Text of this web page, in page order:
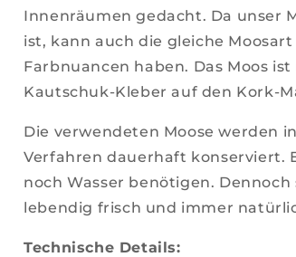
Innenräumen gedacht. Da unser
ist, kann auch die gleiche
Farbnuancen haben. Das Moos
Kautschuk-Kleber auf den Kork-
Die verwendeten Moose werden
Verfahren dauerhaft konserviert.
noch Wasser benötigen. Dennoch
lebendig frisch und immer
Technische Details: